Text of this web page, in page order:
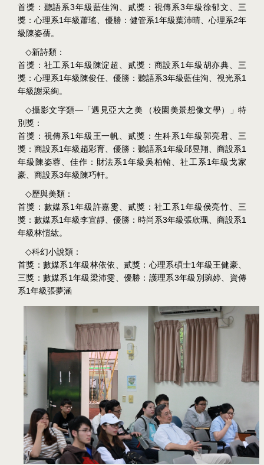
首獎：聽語系3年級藍佳洵、貳獎：視傳系3年級徐郁文、三
獎：心理系1年級蕭瑤、優勝：健管系1年級葉沛晴、心理系2年
級陳姿蒨。
◇新詩類：
首獎：社工系1年級陳淀超、貳獎：商設系1年級胡亦典、三
獎：心理系1年級陳俊任、優勝：聽語系3年級藍佳洵、視光系1
年級謝采絢。
◇攝影文字類—「遇見亞大之美
（校園美景想像文學）」特
別獎：
首獎：視傳系1年級王一帆、貳獎：生科系1年級郭亮君、三
獎：商設系1年級趙彩育、優勝：聽語系1年級邱昱翔、商設系1
年級陳姿蓉、佳作：財法系1年級吳柏翰、社工系1年級戈家
豪、商設系3年級陳巧軒。
◇歷與美類：
首獎：數媒系1年級許嘉雯、貳獎：社工系1年級侯亮竹、三
獎：數媒系1年級李宜靜、優勝：時尚系3年級張欣珮、商設系1
年級林愷紘。
◇科幻小說類：
首獎：數媒系1年級林依依、貳獎：心理系碩士1年級王健豪、
三獎：數媒系1年級梁沛雯、優勝：護理系3年級別琬婷、資傳
系1年級張夢涵